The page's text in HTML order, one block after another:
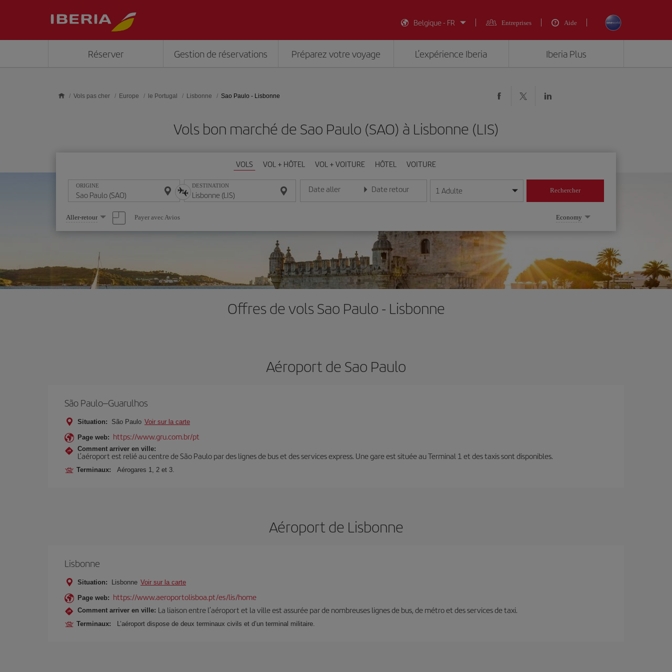
Belgique - FR
Entreprises Aide
Réserver Gestion de réservations Préparez votre voyage L’expérience Iberia Iberia Plus
Vols pas cher Europe le Portugal Lisbonne Sao Paulo - Lisbonne
Vols bon marché de Sao Paulo (SAO) à Lisbonne (LIS)
VOLS VOL + HÔTEL VOL + VOITURE HÔTEL VOITURE
ORIGINE DESTINATION Date aller
Entrez la date au format jour/mois/année
Date retour
Entrez la date au format jour/mois/année
1 Adulte Rechercher
Sélectionnez
une
option
Aller-retour Payer avec Avios Economy
Offres de vols Sao Paulo - Lisbonne
Aéroport de Sao Paulo
São Paulo–Guarulhos
Situation: São Paulo Voir sur la carte
Page web: https://www.gru.com.br/pt
Comment arriver en ville:
L’aéroport est relié au centre de São Paulo par des lignes de bus et des services express. Une gare est située au Terminal 1 et des taxis sont disponibles.
Terminaux: Aérogares 1, 2 et 3.
Aéroport de Lisbonne
Lisbonne
Situation: Lisbonne Voir sur la carte
Page web: https://www.aeroportolisboa.pt/es/lis/home
Comment arriver en ville: La liaison entre l’aéroport et la ville est assurée par de nombreuses lignes de bus, de métro et des services de taxi.
Terminaux: L’aéroport dispose de deux terminaux civils et d’un terminal militaire.